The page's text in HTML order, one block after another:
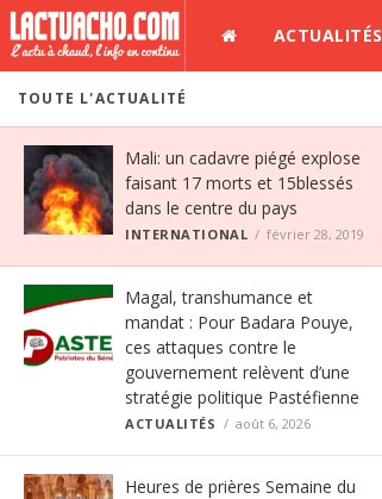
ACTUALITÉS
TOUTE L'ACTUALITÉ
Mali: un cadavre piégé explose
faisant 17 morts et 15blessés
dans le centre du pays
INTERNATIONAL février 28, 2019
Magal, transhumance et
mandat : Pour Badara Pouye,
ces attaques contre le
gouvernement relèvent d’une
stratégie politique Pastéfienne
ACTUALITÉS août 6, 2026
Heures de prières Semaine du